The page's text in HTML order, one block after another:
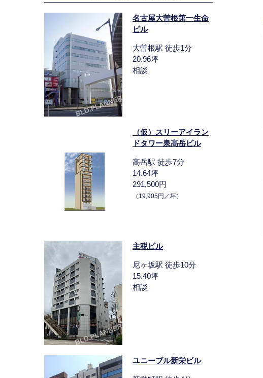
名古屋大曽根第一生命
ビル
大曽根駅 徒歩1分
20.96坪
相談
（仮）スリーアイラン
ドタワー泉高岳ビル
高岳駅 徒歩7分
14.64坪
291,500円
（19,905円／坪）
主税ビル
尼ヶ坂駅 徒歩10分
15.40坪
相談
ユニーブル新栄ビル